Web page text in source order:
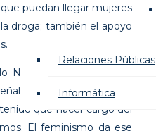
Relaciones Públicas
Informática
puedan llegar mujeres
droga; también el apoyo
Neruda, y se refirió a la
“como mujeres nos
que hacer cargo del
El feminismo da ese